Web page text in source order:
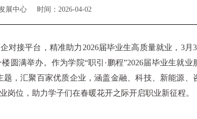
展中心 时间：2026-04-02
接平台，精准助力2026届毕业生高质量就业，3月
圆满举办。作为学院“职引·鹏程”2026届毕业生就业
，汇聚百家优质企业，涵盖金融、科技、新能源、
位，助力学子们在春暖花开之际开启职业新征程。